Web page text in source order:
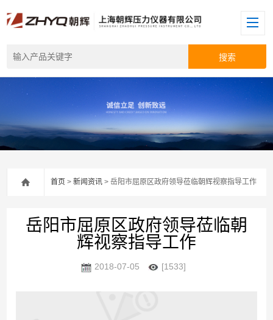
首页 >新闻资讯 > 岳阳市屈原区政府领导莅临朝辉视察指导工作
岳阳市屈原区政府领导莅临朝
辉视察指导工作
2018-07-05 [1533]